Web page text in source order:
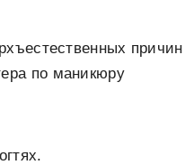
по маникюру